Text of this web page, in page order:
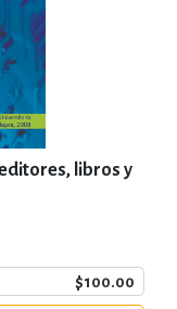
libros y
$100.00